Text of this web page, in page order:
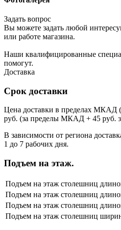
Задать вопрос
Вы можете задать любой
или работе магазина.
Наши квалифицированные
помогут.
Доставка
Срок доставки
Цена доставки в пределах МКАД
руб. (за пределы МКАД + 45 руб.
В зависимости от региона
1 до 7 рабочих дня.
Подъем на этаж.
Подъем на этаж столешниц
Подъем на этаж столешниц
Подъем на этаж столешниц
Подъем на этаж столешниц